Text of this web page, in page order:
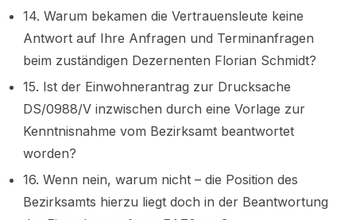
14. Warum bekamen die Vertrauensleute keine
Antwort auf Ihre Anfragen und Terminanfragen
beim zuständigen Dezernenten Florian Schmidt?
15. Ist der Einwohnerantrag zur Drucksache
DS/0988/V inzwischen durch eine Vorlage zur
Kenntnisnahme vom Bezirksamt beantwortet
worden?
16. Wenn nein, warum nicht – die Position des
Bezirksamts hierzu liegt doch in der Beantwortung